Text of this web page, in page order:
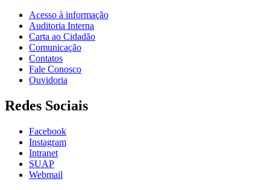
Acesso à informação
Auditoria Interna
Carta ao Cidadão
Comunicação
Contatos
Fale Conosco
Ouvidoria
Redes Sociais
Facebook
Instagram
Intranet
SUAP
Webmail